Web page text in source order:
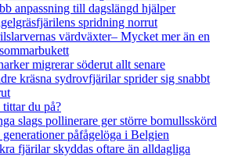
anpassning till dagslängd hjälper
spridning norrut
värdväxter– Mycket mer än en
migrerar söderut allt senare
kräsna sydrovfjärilar sprider sig snabbt
tittar du på?
slags pollinerare ger större bomullsskörd
påfågelöga i Belgien
fjärilar skyddas oftare än alldagliga